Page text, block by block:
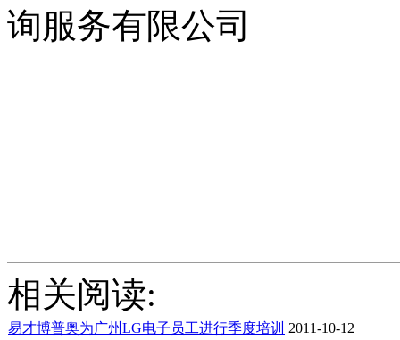
询服务有限公司
相关阅读:
易才博普奥为广州LG电子员工进行季度培训 2011-10-12